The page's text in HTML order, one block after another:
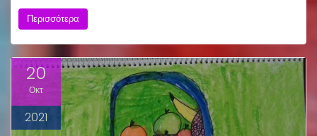
Περισσότερα
20
Οκτ
2021